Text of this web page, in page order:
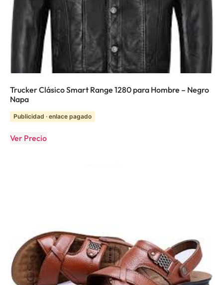
Trucker Clásico Smart Range 1280 para Hombre – Negro
Napa
Publicidad · enlace pagado
Ver Precio